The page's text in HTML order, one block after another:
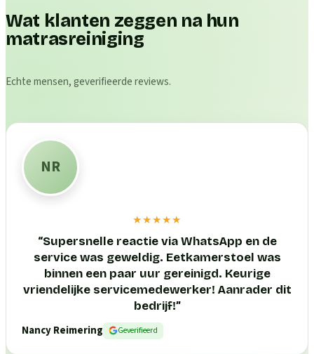
Wat klanten zeggen na hun
matrasreiniging
Echte mensen, geverifieerde reviews.
NR
★★★★★
“Supersnelle reactie via WhatsApp en de
service was geweldig. Eetkamerstoel was
binnen een paar uur gereinigd. Keurige
vriendelijke servicemedewerker! Aanrader dit
bedrijf!”
Nancy Reimering
Geverifieerd